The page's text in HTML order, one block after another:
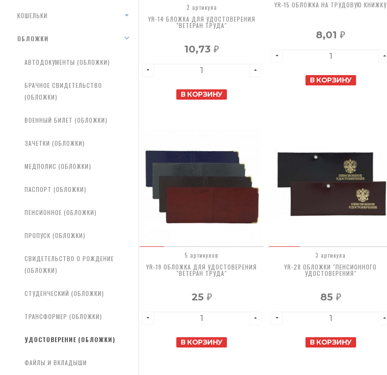
КОШЕЛЬКИ
ОБЛОЖКИ
АВТОДОКУМЕНТЫ (ОБЛОЖКИ)
БРАЧНОЕ СВИДЕТЕЛЬСТВО
(ОБЛОЖКИ)
ВОЕННЫЙ БИЛЕТ (ОБЛОЖКИ)
ЗАЧЕТКИ (ОБЛОЖКИ)
МЕДПОЛИС (ОБЛОЖКИ)
ПАСПОРТ (ОБЛОЖКИ)
ПЕНСИОННОЕ (ОБЛОЖКИ)
ПРОПУСК (ОБЛОЖКИ)
СВИДЕТЕЛЬСТВО О РОЖДЕНИЕ
(ОБЛОЖКИ)
СТУДЕНЧЕСКИЙ (ОБЛОЖКИ)
ТРАНСФОРМЕР (ОБЛОЖКИ)
УДОСТОВЕРЕНИЕ (ОБЛОЖКИ)
ФАЙЛЫ И ВКЛАДЫШИ
2 артикула
YR-14 БЛОЖКА ДЛЯ УДОСТОВЕРЕНИЯ
"ВЕТЕРАН ТРУДА"
10,73₽
В КОРЗИНУ
YR-15 ОБЛОЖКА НА ТРУДОВУЮ КНИЖКУ
8,01₽
В КОРЗИНУ
5 артикулов
YR-19 ОБЛОЖКА ДЛЯ УДОСТОВЕРЕНИЯ
"ВЕТЕРАН ТРУДА"
25 ₽
В КОРЗИНУ
3 артикула
YR-28 ОБЛОЖКИ "ПЕНСИОННОГО
УДОСТОВЕРЕНИЯ"
85 ₽
В КОРЗИНУ